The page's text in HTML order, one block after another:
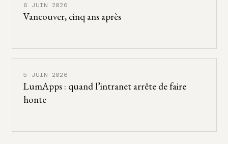
6 JUIN 2026
Vancouver, cinq ans après
5 JUIN 2026
LumApps : quand l’intranet arrête de faire
honte